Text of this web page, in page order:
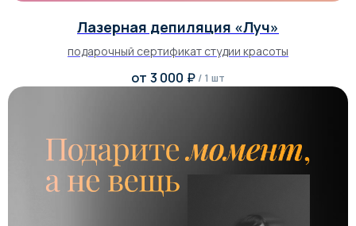
Лазерная депиляция «Луч»
подарочный сертификат студии красоты
от 3 000 ₽ / 1 шт